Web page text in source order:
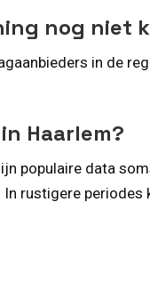
nog niet
in de
Haarlem?
populaire data
rustigere periodes